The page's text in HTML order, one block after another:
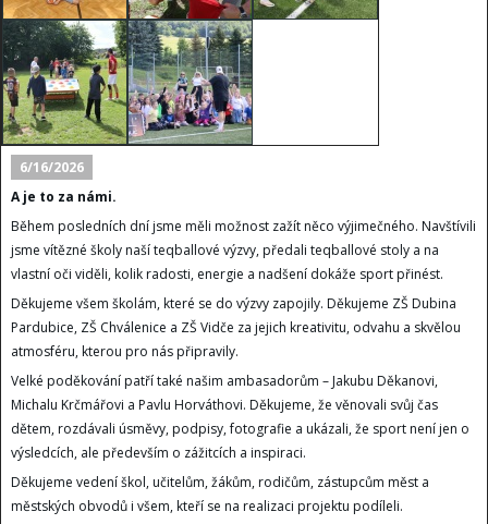
6/16/2026
A je to za námi.
Během posledních dní jsme měli možnost zažít něco výjimečného. Navštívili
jsme vítězné školy naší teqballové výzvy, předali teqballové stoly a na
vlastní oči viděli, kolik radosti, energie a nadšení dokáže sport přinést.
Děkujeme všem školám, které se do výzvy zapojily. Děkujeme ZŠ Dubina
Pardubice, ZŠ Chválenice a ZŠ Vidče za jejich kreativitu, odvahu a skvělou
atmosféru, kterou pro nás připravily.
Velké poděkování patří také našim ambasadorům – Jakubu Děkanovi,
Michalu Krčmářovi a Pavlu Horváthovi. Děkujeme, že věnovali svůj čas
dětem, rozdávali úsměvy, podpisy, fotografie a ukázali, že sport není jen o
výsledcích, ale především o zážitcích a inspiraci.
Děkujeme vedení škol, učitelům, žákům, rodičům, zástupcům měst a
městských obvodů i všem, kteří se na realizaci projektu podíleli.